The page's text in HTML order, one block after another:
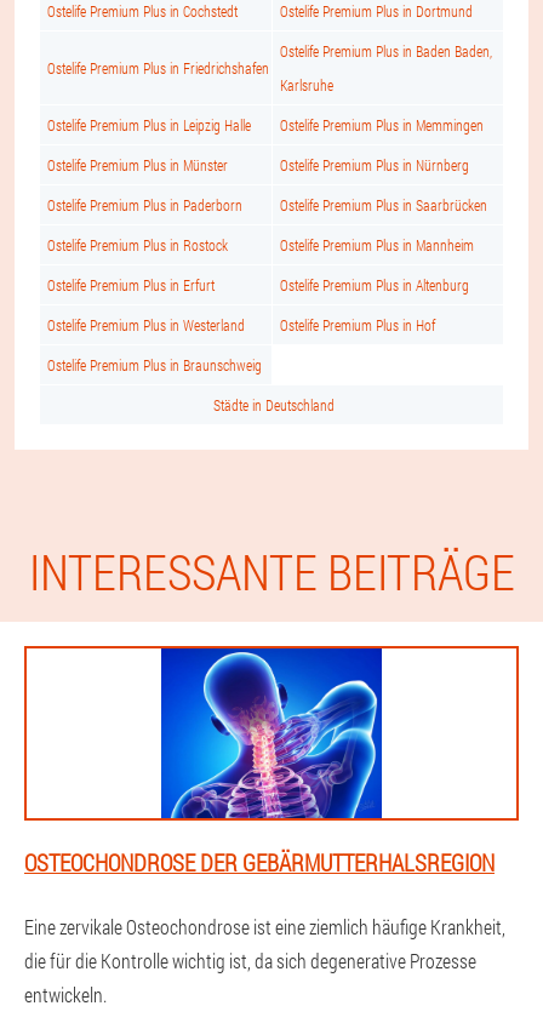
Ostelife Premium Plus in Cochstedt Ostelife Premium Plus in Dortmund
Ostelife Premium Plus in Friedrichshafen
Ostelife Premium Plus in Baden Baden,
Karlsruhe
Ostelife Premium Plus in Leipzig Halle Ostelife Premium Plus in Memmingen
Ostelife Premium Plus in Münster Ostelife Premium Plus in Nürnberg
Ostelife Premium Plus in Paderborn Ostelife Premium Plus in Saarbrücken
Ostelife Premium Plus in Rostock Ostelife Premium Plus in Mannheim
Ostelife Premium Plus in Erfurt Ostelife Premium Plus in Altenburg
Ostelife Premium Plus in Westerland Ostelife Premium Plus in Hof
Ostelife Premium Plus in Braunschweig
Städte in Deutschland
INTERESSANTE BEITRÄGE
OSTEOCHONDROSE DER GEBÄRMUTTERHALSREGION
Eine zervikale Osteochondrose ist eine ziemlich häufige Krankheit,
die für die Kontrolle wichtig ist, da sich degenerative Prozesse
entwickeln.